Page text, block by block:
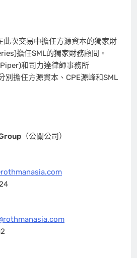
次交易中擔任方源資本的獨家財
擔任SML的獨家財務顧問。
和司力達律師事務所
別擔任方源資本、CPE源峰和SML
（公關公司）